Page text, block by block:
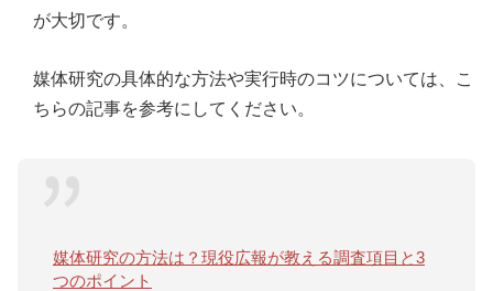
が大切です。
媒体研究の具体的な方法や実行時のコツについては、こ
ちらの記事を参考にしてください。
媒体研究の方法は？現役広報が教える調査項目と3
つのポイント